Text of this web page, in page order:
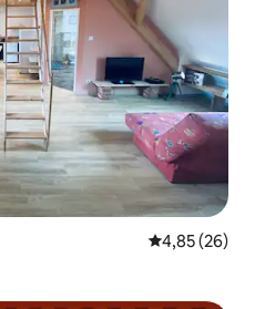
Prosječna
4,85 (26)